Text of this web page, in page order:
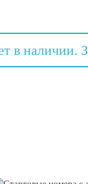
в наличии.